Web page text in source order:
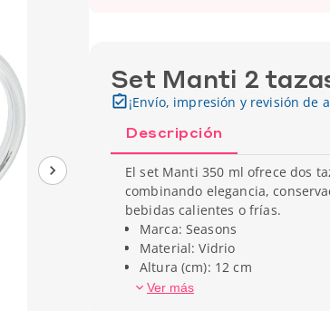
Set Manti 2
¡Envío, impresión y revisión de
Descripción
El set Manti 350 ml ofrece dos
combinando elegancia,
bebidas calientes o frías.
Marca: Seasons
Material: Vidrio
Altura (cm): 12 cm
Anchura (cm): 11,2 cm
Ver más